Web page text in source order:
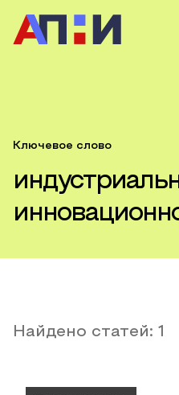
Ключевое слово
Найдено статей: 1